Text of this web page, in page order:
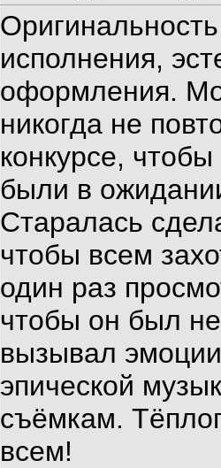
Оригинальность
исполнения,
оформления.
никогда не
конкурсе,
были в
Старалась
чтобы всем
один раз
чтобы он был
вызывал
эпической
съёмкам.
всем!